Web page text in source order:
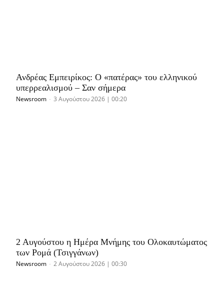
Ανδρέας Εμπειρίκος: Ο «πατέρας» του ελληνικού
υπερρεαλισμού – Σαν σήμερα
Newsroom - 3 Αυγούστου 2026 | 00:20
2 Αυγούστου η Ημέρα Μνήμης του Ολοκαυτώματος
των Ρομά (Τσιγγάνων)
Newsroom - 2 Αυγούστου 2026 | 00:30